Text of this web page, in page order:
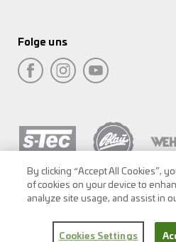
Folge uns
By clicking “Accept All Cookies”,
of cookies on your device to
analyze site usage, and assist in
Cookies Settings